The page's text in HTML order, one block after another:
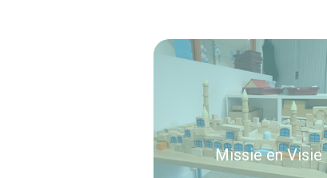
Missie en Visie